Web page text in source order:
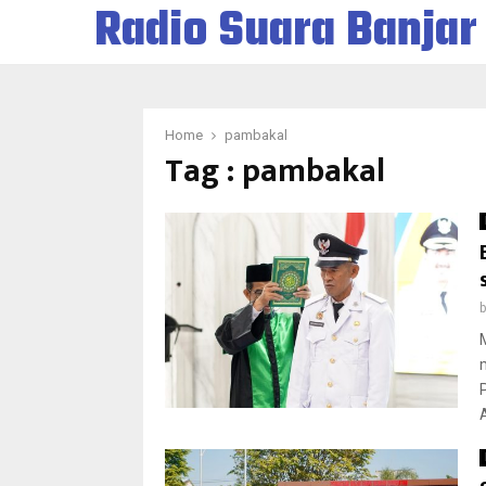
Radio Suara Banjar
Home pambakal
Tag : pambakal